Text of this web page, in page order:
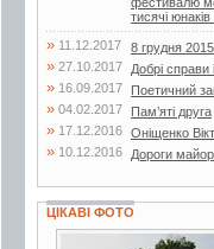
тисячі юнаків
» 11.12.2017 8 грудня
» 27.10.2017 Добрі справи
» 16.09.2017 Поетичний
» 04.02.2017 Пам’яті друга
» 17.12.2016 Оніщенко
» 10.12.2016 Дороги
ЦІКАВІ ФОТО